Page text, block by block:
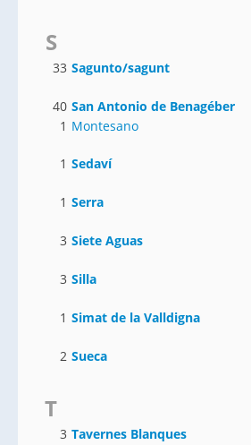
S
33 Sagunto/sagunt
40 San Antonio de Benagéber
1 Montesano
1 Sedaví
1 Serra
3 Siete Aguas
3 Silla
1 Simat de la Valldigna
2 Sueca
T
3 Tavernes Blanques